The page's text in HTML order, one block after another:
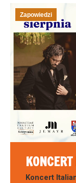
Zapowiedzi
Koncert